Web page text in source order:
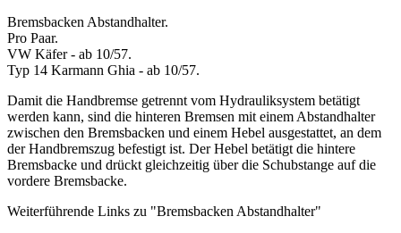
Bremsbacken Abstandhalter.
Pro Paar.
VW Käfer - ab 10/57.
Typ 14 Karmann Ghia - ab 10/57.
Damit die Handbremse getrennt vom Hydrauliksystem betätigt
werden kann, sind die hinteren Bremsen mit einem Abstandhalter
zwischen den Bremsbacken und einem Hebel ausgestattet, an dem
der Handbremszug befestigt ist. Der Hebel betätigt die hintere
Bremsbacke und drückt gleichzeitig über die Schubstange auf die
vordere Bremsbacke.
Weiterführende Links zu "Bremsbacken Abstandhalter"